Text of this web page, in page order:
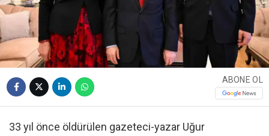
ABONE OL
33 yıl önce öldürülen gazeteci-yazar Uğur